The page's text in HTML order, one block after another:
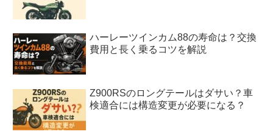
ハーレーツインカム88の寿命は？交換
費用と長く乗るコツを解説
Z900RSのロングテールはダサい？車
検適合には構造変更が必要になる？